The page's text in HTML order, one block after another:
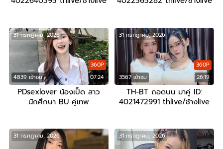
4839 เข้าชม 07:24
360P
31 กรกฎาคม, 2026
PDsexlover น้องเป็ด สาว
นักศึกษา BU คู่เทพ
3567 เข้าชม 26:19
360P
31 กรกฎาคม, 2026
TH-BT ถอดบน มาคู่ ID:
4021472991 thlive/ช้างlive
31 กรกฎาคม, 2026 31 กรกฎาคม, 2026